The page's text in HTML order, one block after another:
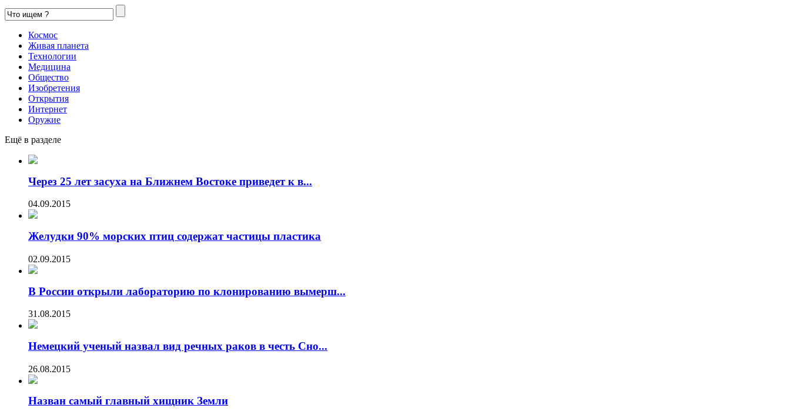
Космос
Живая планета
Технологии
Медицина
Общество
Изобретения
Открытия
Интернет
Оружие
Ещё в разделе
Через 25 лет засуха на Ближнем Востоке приведет к в...
04.09.2015
Желудки 90% морских птиц содержат частицы пластика
02.09.2015
В России открыли лабораторию по клонированию вымерш...
31.08.2015
Немецкий ученый назвал вид речных раков в честь Сно...
26.08.2015
Назван самый главный хищник Земли